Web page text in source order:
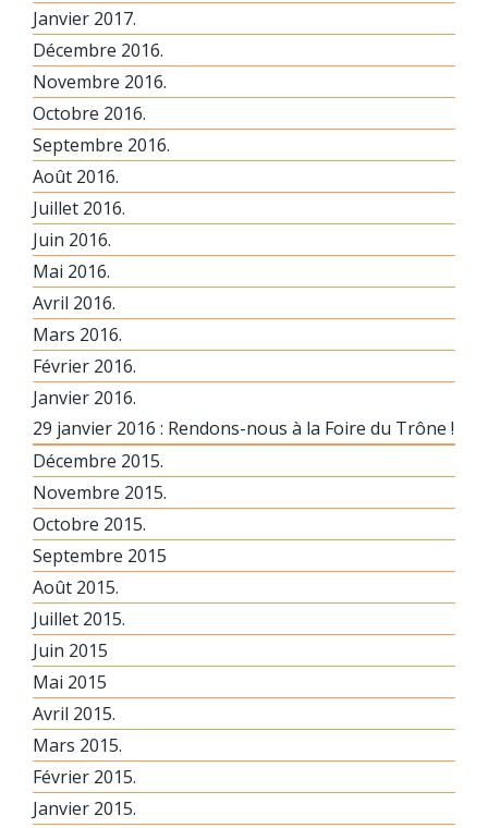
Janvier 2017.
Décembre 2016.
Novembre 2016.
Octobre 2016.
Septembre 2016.
Août 2016.
Juillet 2016.
Juin 2016.
Mai 2016.
Avril 2016.
Mars 2016.
Février 2016.
Janvier 2016.
29 janvier 2016 : Rendons-nous à la Foire du Trône !
Décembre 2015.
Novembre 2015.
Octobre 2015.
Septembre 2015
Août 2015.
Juillet 2015.
Juin 2015
Mai 2015
Avril 2015.
Mars 2015.
Février 2015.
Janvier 2015.